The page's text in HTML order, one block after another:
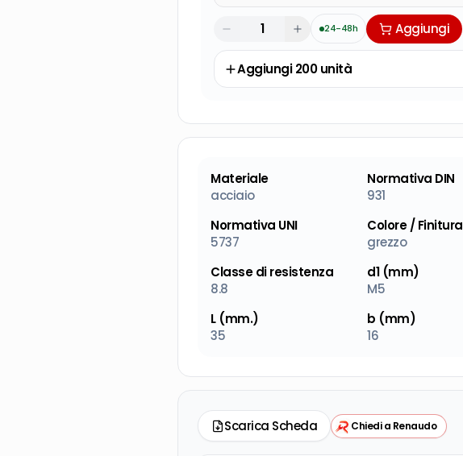
24-48h Aggiungi
Aggiungi200unità
Materiale
acciaio
Normativa DIN
931
Normativa UNI
5737
Colore / Finitura
grezzo
Classe di resistenza
8.8
d1 (mm)
M5
L (mm.)
35
b (mm)
16
Scarica Scheda Chiedi a Renaudo